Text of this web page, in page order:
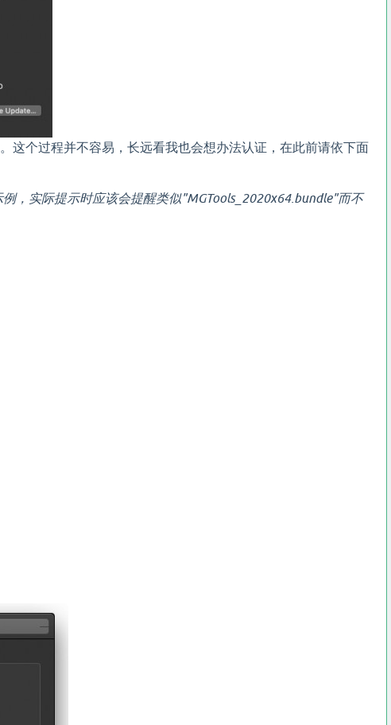
这个过程并不容易，长远看我也会想办法认证，在此前请依下面
，实际提示时应该会提醒类似"MGTools_2020x64.bundle"而不